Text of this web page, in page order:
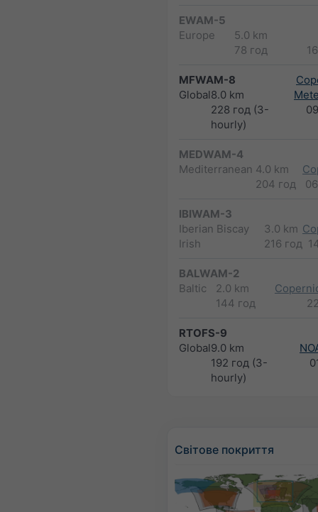
EWAM-5
Europe
5.0 km
78 год
MFWAM-8
Global8.0 km
228 год (3-
hourly)
MEDWAM-4
Mediterranean 4.0 km
204 год
IBIWAM-3
Iberian Biscay
Irish
3.0 km
216 год
BALWAM-2
Baltic
2.0 km
144 год
RTOFS-9
Global9.0 km
192 год (3-
hourly)
Світове покриття